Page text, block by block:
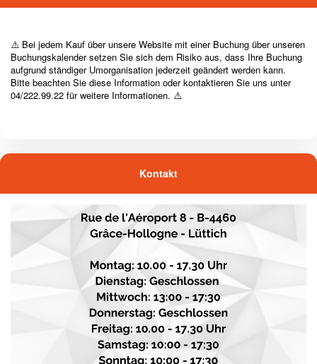
⚠️ Bei jedem Kauf über unsere Website mit einer Buchung über unseren
Buchungskalender setzen Sie sich dem Risiko aus, dass Ihre Buchung
aufgrund ständiger Umorganisation jederzeit geändert werden kann.
Bitte beachten Sie diese Information oder kontaktieren Sie uns unter
04/222.99.22 für weitere Informationen. ⚠️
Kontakt